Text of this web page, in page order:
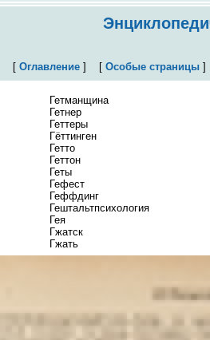
[ Оглавление] [ Особые страницы
Гетманщина
Гетнер
Геттеры
Гёттинген
Гетто
Геттон
Геты
Гефест
Геффдинг
Гештальтпсихология
Гея
Гжатск
Гжать